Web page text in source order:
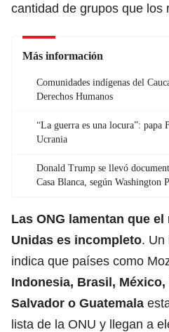
cantidad de grupos que los
Más información
Comunidades indígenas del
Derechos Humanos
“La guerra es una locura”: papa
Ucrania
Donald Trump se llevó
Casa Blanca, según Washington
Las ONG lamentan que
Unidas es incompleto. Un
indica que países como
Indonesia, Brasil, México,
Salvador o Guatemala
lista de la ONU y llegan a